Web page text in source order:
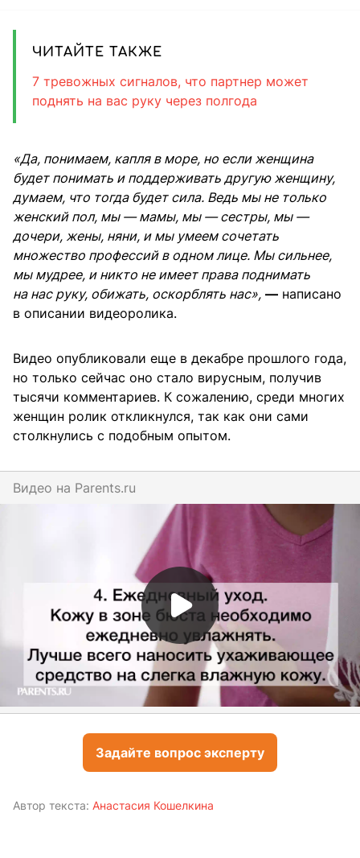
ЧИТАЙТЕ ТАКЖЕ
7 тревожных сигналов, что партнер может
поднять на вас руку через полгода
«Да, понимаем, капля в море, но если женщина
будет понимать и поддерживать другую женщину,
думаем, что тогда будет сила. Ведь мы не только
женский пол, мы — мамы, мы — сестры, мы —
дочери, жены, няни, и мы умеем сочетать
множество профессий в одном лице. Мы сильнее,
мы мудрее, и никто не имеет права поднимать
на нас руку, обижать, оскорблять нас», — написано
в описании видеоролика.
Видео опубликовали еще в декабре прошлого года,
но только сейчас оно стало вирусным, получив
тысячи комментариев. К сожалению, среди многих
женщин ролик откликнулся, так как они сами
столкнулись с подобным опытом.
Видео на parents.ru
Задайте вопрос эксперту
Автор текста: Анастасия Кошелкина